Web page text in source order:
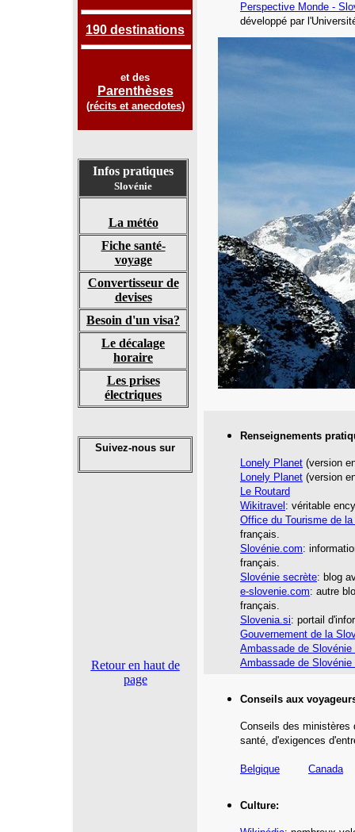
190 destinations
et des
Parenthèses
(récits et anecdotes)
Infos pratiques
Slovénie
La météo
Fiche santé-
voyage
Convertisseur de
devises
Besoin d'un visa?
Le décalage
horaire
Les prises
électriques
Suivez-nous sur
Retour en haut de
page
Perspective Monde -
développé par
Renseignements
Lonely Planet (version
Lonely Planet (version
Le Routard
Wikitravel : véritable
Office du Tourisme de
français.
Slovénie.com:
français.
Slovénie secrète: blog
e-slovenie.com: autre
français.
Slovenia.si: portail
Gouvernement de la
Ambassade de Slovénie
Ambassade de Slovénie
Conseils aux
Conseils des ministères
santé, d'exigences
Belgique Canada
Culture: